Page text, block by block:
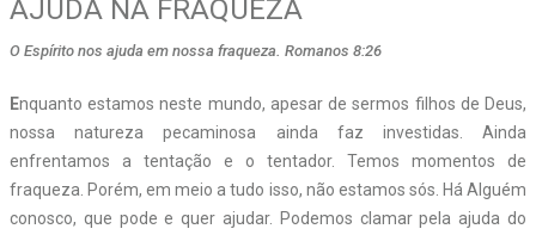
AJUDA NA FRAQUEZA
O Espírito nos ajuda em nossa fraqueza. Romanos 8:26
Enquanto estamos neste mundo, apesar de sermos filhos de Deus,
nossa natureza pecaminosa ainda faz investidas. Ainda
enfrentamos a tentação e o tentador. Temos momentos de
fraqueza. Porém, em meio a tudo isso, não estamos sós. Há Alguém
conosco, que pode e quer ajudar. Podemos clamar pela ajuda do